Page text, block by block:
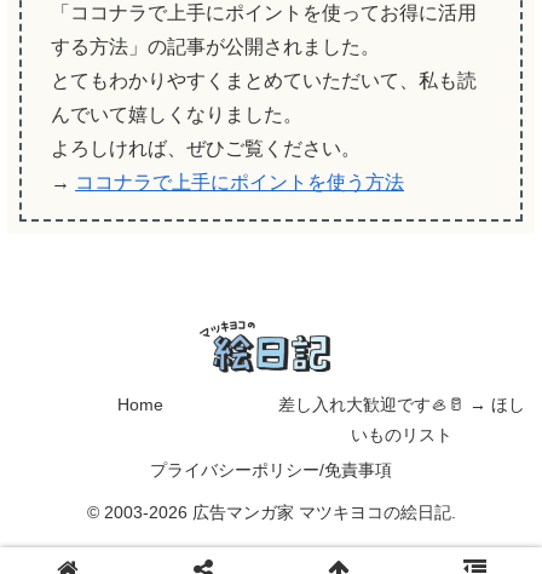
「ココナラで上手にポイントを使ってお得に活用
する方法」の記事が公開されました。
とてもわかりやすくまとめていただいて、私も読
んでいて嬉しくなりました。
よろしければ、ぜひご覧ください。
→ ココナラで上手にポイントを使う方法
Home
差し入れ大歓迎です🦪🥛 → ほし
いものリスト
プライバシーポリシー/免責事項
© 2003-2026 広告マンガ家 マツキヨコの絵日記.